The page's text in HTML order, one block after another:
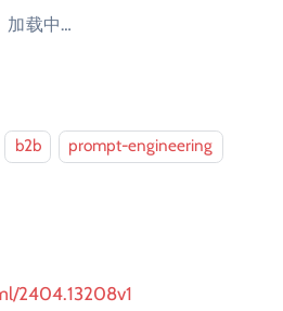
加载中…
b2b
prompt-engineering
2404.13208v1